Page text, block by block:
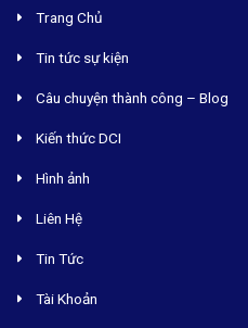
Trang Chủ
Tin tức sự kiện
Câu chuyện thành công – Blog
Kiến thức DCI
Hình ảnh
Liên Hệ
Tin Tức
Tài Khoản